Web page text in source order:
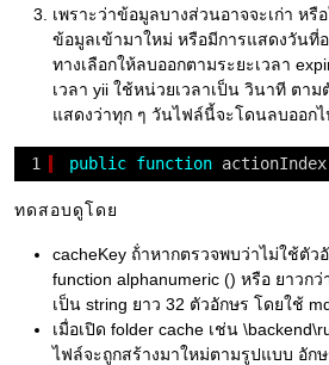
เพราะว่าข้อมูลบางส่วนอาจจะเก่า หรื
ข้อมูลเข้ามาใหม่ หรือมีการแสดงวันที่
ทางเลือกให้ลบออกตามระยะเวลา
เวลา yii ใช้หน่วยเวลาเป็น วินาที ตา
แสดงว่าทุก ๆ วันไฟล์นี้จะโดนลบออกไ
1 public function
ทดสอบดูโดย
cacheKey ถ้่าหากตรวจพบว่าไม่ใช้ตัว
function alphanumeric () หรือ ยาวก
เป็น string ยาว 32 ตัวอักษร โดยใช้
เมื่อเปิด folder cache เช่น
ไฟล์จะถูกสร้างมาใหม่ตามรูปแบบ อัก